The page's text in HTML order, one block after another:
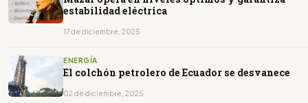
estabilidad eléctrica
17 de diciembre, 2025
ENERGÍA
El colchón petrolero de Ecuador se desvanece
02 de diciembre, 2025